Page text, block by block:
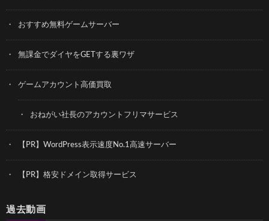
おすすめ無料ゲームサーバー
無課金でダイヤをGETする裏ワザ
ゲームアカウント高価買取
おねがい社長のアカウントフリマサービス
【PR】WordPress表示速度No.1高速サーバー
【PR】格安ドメイン取得サービス
過去動画